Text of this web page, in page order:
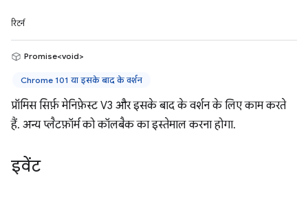
रिटर्न
Promise<void>
Chrome 101 या इसके बाद के वर्शन
प्रॉमिस सिर्फ़ मेनिफ़ेस्ट V3 और इसके बाद के वर्शन के लिए काम करते
हैं. अन्य प्लैटफ़ॉर्म को कॉलबैक का इस्तेमाल करना होगा.
इवेंट